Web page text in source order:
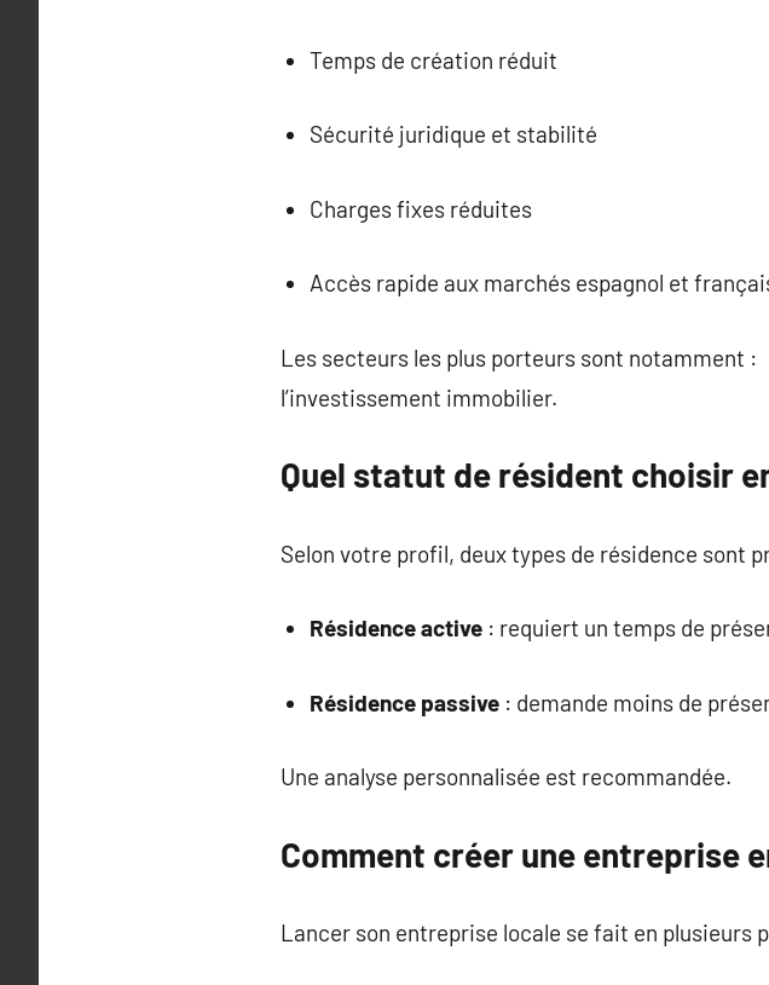
Temps de création réduit
Sécurité juridique et stabilité
Charges fixes réduites
Accès rapide aux marchés espagnol et
Les secteurs les plus porteurs sont notamment :
l’investissement immobilier.
Quel statut de résident choisir
Selon votre profil, deux types de résidence sont
Résidence active: requiert un temps de
Résidence passive: demande moins de
Une analyse personnalisée est recommandée.
Comment créer une entreprise
Lancer son entreprise locale se fait en plusieurs